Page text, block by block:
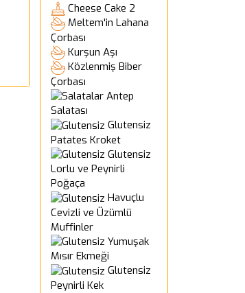
Cheese Cake 2
Meltem'in Lahana
Çorbası
Kurşun Aşı
Közlenmiş Biber
Çorbası
Antep
Salatası
Glutensiz
Patates Kroket
Glutensiz
Lorlu ve Peynirli
Poğaça
Havuçlu
Cevizli ve Üzümlü
Muffinler
Yumuşak
Mısır Ekmeği
Glutensiz
Peynirli Kek